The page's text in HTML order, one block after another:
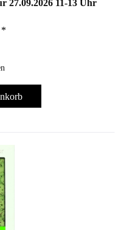
27.09.2026 11-13 Uhr
*